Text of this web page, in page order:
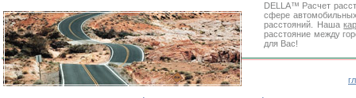
DELLA™ Расчет
сфере
расстояний. Наша
расстояние между
для Вас!